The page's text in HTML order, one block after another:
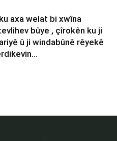
axa welat bi xwîna
bûye , çîrokên ku ji
û ji windabûnê rêyekê